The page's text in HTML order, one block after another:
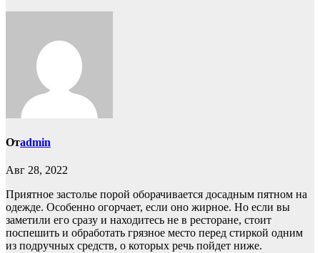
Отadmin
Авг 28, 2022
Приятное застолье порой оборачивается досадным пятном на
одежде. Особенно огорчает, если оно жирное. Но если вы
заметили его сразу и находитесь не в ресторане, стоит
поспешить и обработать грязное место перед стиркой одним
из подручных средств, о которых речь пойдет ниже.